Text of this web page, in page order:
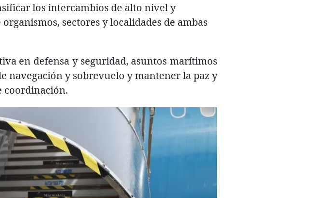
los intercambios de alto nivel y
sectores y localidades de ambas
en defensa y seguridad, asuntos marítimos
navegación y sobrevuelo y mantener la paz y
coordinación.